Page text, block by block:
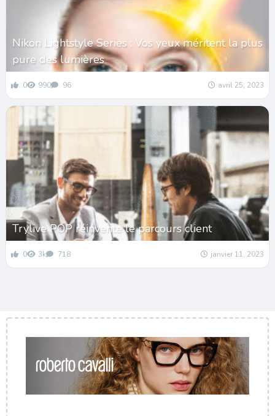
Nikon Lightstyle Series : Vos yeux méritent la plus
pure des lumières
0 990 96 avril 25, 2023
Trylive POP réinvente le parcours client
0 3k 718 janvier 11, 2023